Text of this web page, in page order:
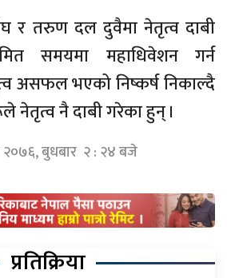
र तरुण दल दुवैमा नेतृत्व दाबी
समयमा महाधिवेशन गर्न
असफल भएको निष्कर्ष निकाल्दै
नेतृत्व नै दाबी गरेका हुन् ।
२०७६, बुधबार २ : २४ बजे
प्रतिक्रिया